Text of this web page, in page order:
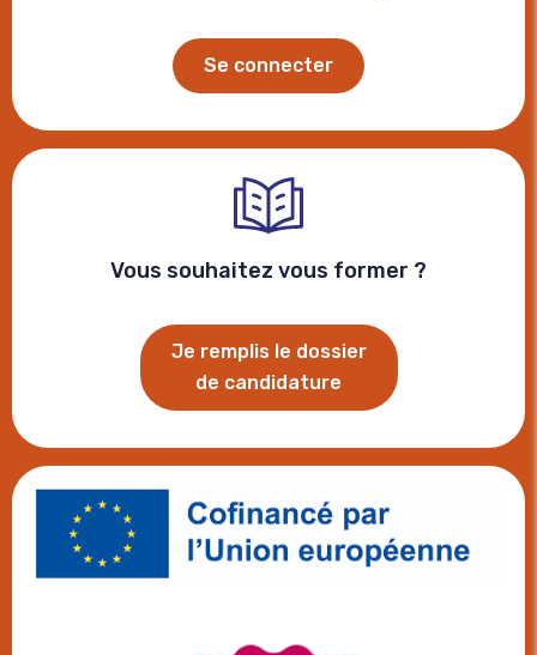
Se connecter
Vous souhaitez vous former ?
Je remplis le dossier
de candidature